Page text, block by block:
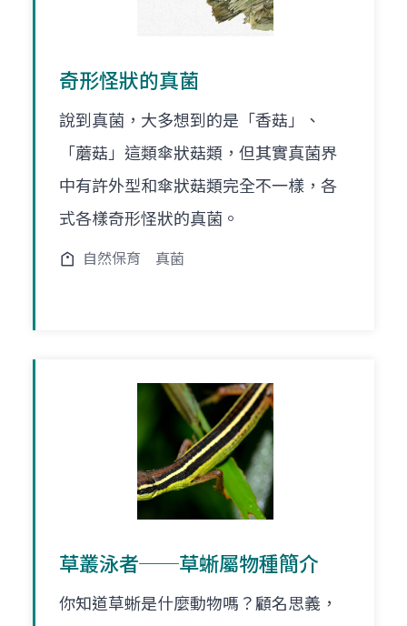
奇形怪狀的真菌
說到真菌，大多想到的是「香菇」、
「蘑菇」這類傘狀菇類，但其實真菌界
中有許外型和傘狀菇類完全不一樣，各
式各樣奇形怪狀的真菌。
自然保育 真菌
草叢泳者──草蜥屬物種簡介
你知道草蜥是什麼動物嗎？顧名思義，